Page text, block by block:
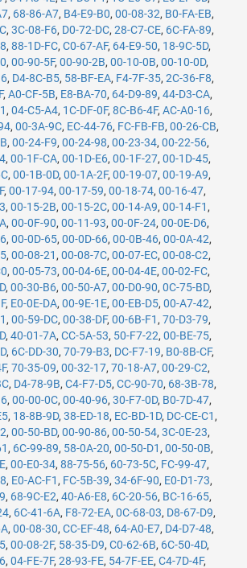
, 68-86-A7, B4-E9-B0, 00-08-32, B0-FA-EB,
, 3C-08-F6, D0-72-DC, 28-C7-CE, 6C-FA-89,
, 88-1D-FC, C0-67-AF, 64-E9-50, 18-9C-5D,
, 00-90-5F, 00-90-2B, 00-10-0B, 00-10-0D,
, D4-8C-B5, 58-BF-EA, F4-7F-35, 2C-36-F8,
, A0-CF-5B, E8-BA-70, 64-D9-89, 44-D3-CA,
, 04-C5-A4, 1C-DF-0F, 8C-B6-4F, AC-A0-16,
, 00-3A-9C, EC-44-76, FC-FB-FB, 00-26-CB,
, 00-24-F9, 00-24-98, 00-23-34, 00-22-56,
, 00-1F-CA, 00-1D-E6, 00-1F-27, 00-1D-45,
, 00-1B-0D, 00-1A-2F, 00-19-07, 00-19-A9,
, 00-17-94, 00-17-59, 00-18-74, 00-16-47,
, 00-15-2B, 00-15-2C, 00-14-A9, 00-14-F1 ,
, 00-0F-90, 00-11-93, 00-0F-24, 00-0E-D6,
, 00-0D-65, 00-0D-66, 00-0B-46, 00-0A-42,
, 00-08-21 , 00-08-7C, 00-07-EC, 00-08-C2,
, 00-05-73, 00-04-6E, 00-04-4E, 00-02-FC,
, 00-30-B6, 00-50-A7, 00-D0-90, 0C-75-BD,
, E0-0E-DA, 00-9E-1E, 00-EB-D5, 00-A7-42,
, 00-59-DC, 00-38-DF, 00-6B-F1 , 70-D3-79,
, 40-01-7A, CC-5A-53, 50-F7-22, 00-BE-75,
, 6C-DD-30, 70-79-B3, DC-F7-19, B0-8B-CF,
, 70-35-09, 00-32-17, 70-18-A7, 00-29-C2,
, D4-78-9B, C4-F7-D5, CC-90-70, 68-3B-78,
, 00-00-0C, 00-40-96, 30-F7-0D, B0-7D-47,
, 18-8B-9D, 38-ED-18, EC-BD-1D, DC-CE-C1 ,
, 00-50-BD, 00-90-86, 00-50-54, 3C-0E-23,
, 6C-99-89, 58-0A-20, 00-50-D1 , 00-50-0B,
, 00-E0-34, 88-75-56, 60-73-5C, FC-99-47,
, E0-AC-F1 , FC-5B-39, 34-6F-90, E0-D1-73,
, 68-9C-E2, 40-A6-E8, 6C-20-56, BC-16-65,
, 6C-41-6A, F8-72-EA, 0C-68-03, D8-67-D9,
, 00-08-30, CC-EF-48, 64-A0-E7, D4-D7-48,
, 00-08-2F, 58-35-D9, C0-62-6B, 6C-50-4D,
, 04-FE-7F, 28-93-FE, 54-7F-EE, C4-7D-4F,